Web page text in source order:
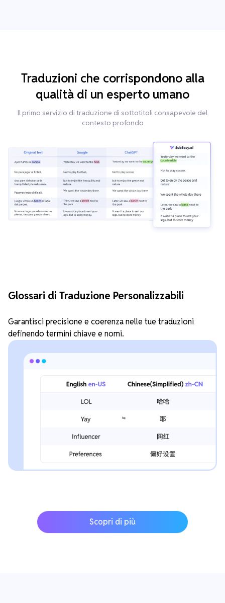
Traduzioni che corrispondono alla
qualità di un esperto umano
Il primo servizio di traduzione di sottotitoli consapevole del
contesto profondo
Glossari di Traduzione Personalizzabili
Garantisci precisione e coerenza nelle tue traduzioni
definendo termini chiave e nomi.
Scopri di più